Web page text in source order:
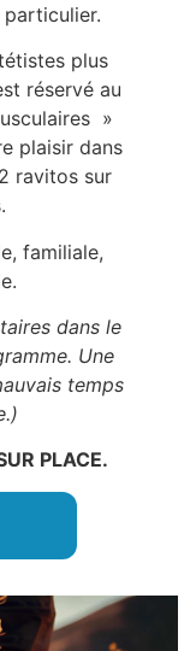
plus
réservé au
»
plaisir dans
ravitos sur
familiale,
dans le
Une
temps
)
PLACE.